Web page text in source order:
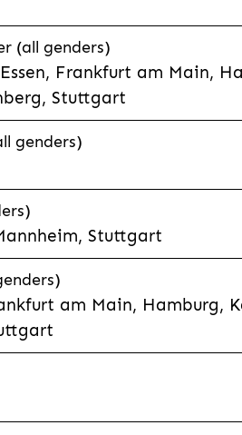
(all genders)
Frankfurt am Main,
Stuttgart
genders)
Stuttgart
am Main, Hamburg,